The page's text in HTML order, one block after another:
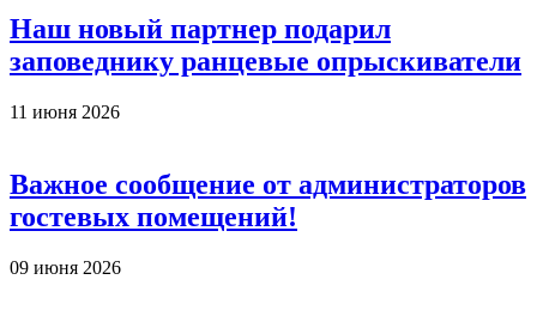
Наш новый партнер подарил
заповеднику ранцевые опрыскиватели
11 июня 2026
Важное сообщение от администраторов
гостевых помещений!
09 июня 2026